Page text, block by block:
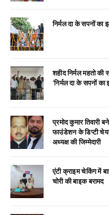
निर्मल दा के सपनों का
शहीद निर्मल महतो
‘निर्मल दा के सपनों
प्रमोद कुमार
फाउंडेशन के डिप्टी
अध्यक्ष की जिम्मेदारी
एंटी क्राइम चेकिंग में
चोरी की बाइक बरामद